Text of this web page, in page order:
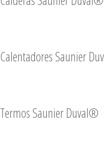
Calentadores Saunier
Termos Saunier Duval®